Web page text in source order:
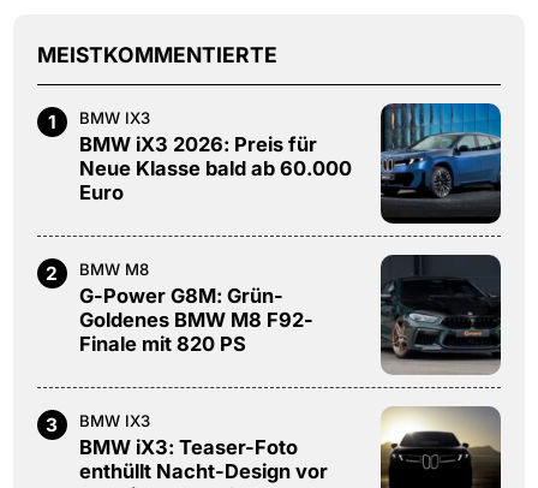
MEISTKOMMENTIERTE
1 BMW IX3
BMW iX3 2026: Preis für
Neue Klasse bald ab 60.000
Euro
2 BMW M8
G-Power G8M: Grün-
Goldenes BMW M8 F92-
Finale mit 820 PS
3 BMW IX3
BMW iX3: Teaser-Foto
enthüllt Nacht-Design vor